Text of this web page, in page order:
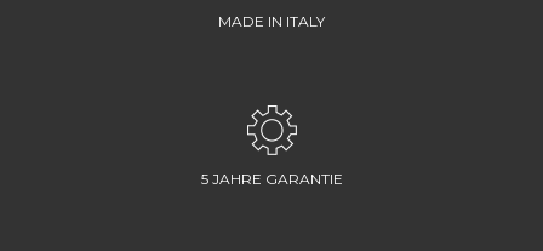
MADE IN ITALY
5 JAHRE GARANTIE